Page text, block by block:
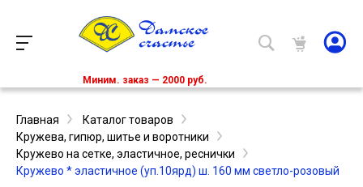
Миним. заказ — 2000 руб.
Главная
Каталог товаров
Кружева, гипюр, шитье и воротники
Кружево на сетке, эластичное, реснички
Кружево * эластичное (уп.10ярд) ш. 160 мм светло-розовый